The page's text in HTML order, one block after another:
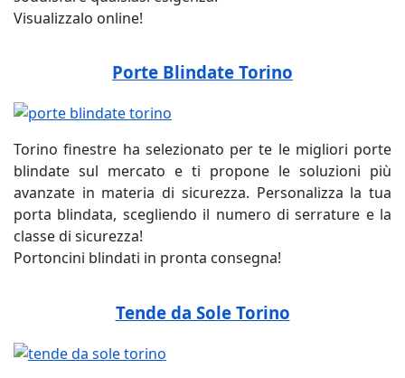
Visualizzalo online!
Porte Blindate Torino
Torino finestre ha selezionato per te le migliori porte
blindate sul mercato e ti propone le soluzioni più
avanzate in materia di sicurezza. Personalizza la tua
porta blindata, scegliendo il numero di serrature e la
classe di sicurezza!
Portoncini blindati in pronta consegna!
Tende da Sole Torino